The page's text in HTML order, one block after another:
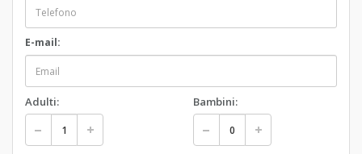
E-mail:
Adulti: Bambini: